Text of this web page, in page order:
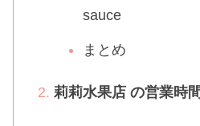
sauce
まとめ
莉莉水果店 の営業時間